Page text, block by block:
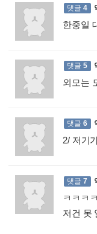
댓글 4
한중일
댓글 5
외모는
댓글 6
2/ 저기
댓글 7
ㅋㅋㅋ
저건 못